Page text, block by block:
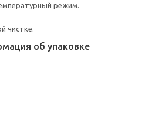
режим.
чистке.
об упаковке